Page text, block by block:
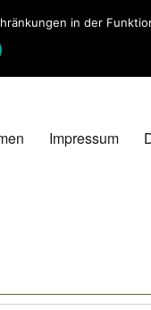
Impressum
in der